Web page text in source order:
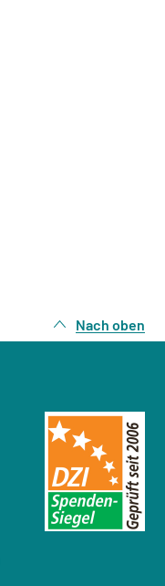
Nach oben